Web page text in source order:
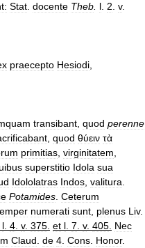
Stat docente Theb l 2 v.
praecepto Hesiodi
transibant quod perenne
quod θύειν τὰ
primitias virginitatem
superstitio Idola sua
Idololatras Indos valitura
Potamides Ceterum
numerati sunt plenus Liv.
l 4 v. 375 et l 7 v. 405 Nec
Claud de 4 Cons Honor.